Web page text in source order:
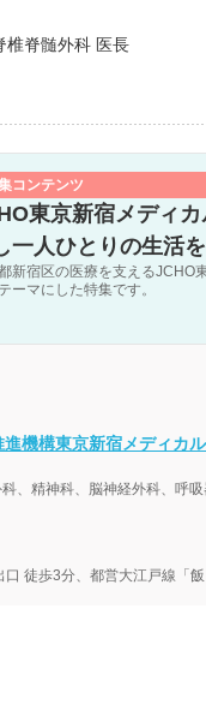
椎脊髄外科 医長
コンテンツ
東京新宿メディ
一人ひとりの生活
新宿区の医療を支えるJCHO
ーマにした特集です。
機構東京新宿メディカ